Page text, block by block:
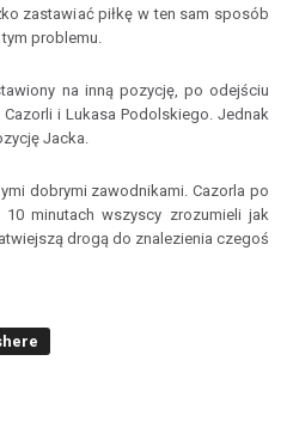
zastawiać piłkę w ten sam sposób
problemu.
na inną pozycję, po odejściu
i Lukasa Podolskiego. Jednak
Jacka.
dobrymi zawodnikami. Cazorla po
minutach wszyscy zrozumieli jak
drogą do znalezienia czegoś